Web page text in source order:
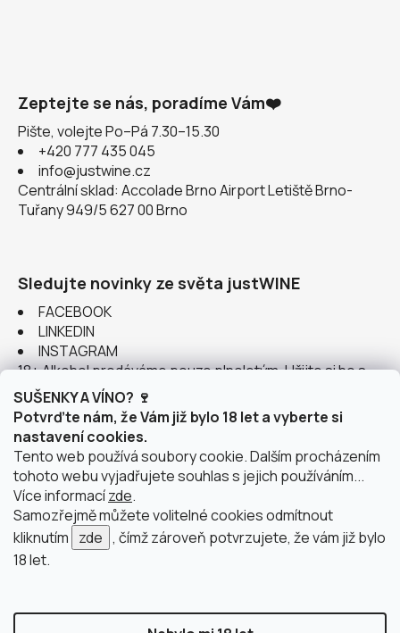
SUŠENKY A VÍNO? 🍷
Potvrďte nám, že Vám již bylo 18 let a vyberte si
nastavení cookies.
Tento web používá soubory cookie. Dalším procházením
tohoto webu vyjadřujete souhlas s jejich používáním...
Více informacízde.
Samozřejmě můžete volitelné cookies odmítnout
kliknutím zde , čímž zároveň potvrzujete, že vám již bylo
18 let.
Zeptejte se nás, poradíme Vám❤️
Pište, volejte Po–Pá 7.30–15.30
+420 777 435 045
info@justwine.cz
Centrální sklad: Accolade Brno Airport Letiště Brno-
Tuřany 949/5 627 00 Brno
Sledujte novinky ze světa justWINE
FACEBOOK
LINKEDIN
INSTAGRAM
18+ Alkohol prodáváme pouze plnoletým. Užijte si ho s
rozumem.
Instagram